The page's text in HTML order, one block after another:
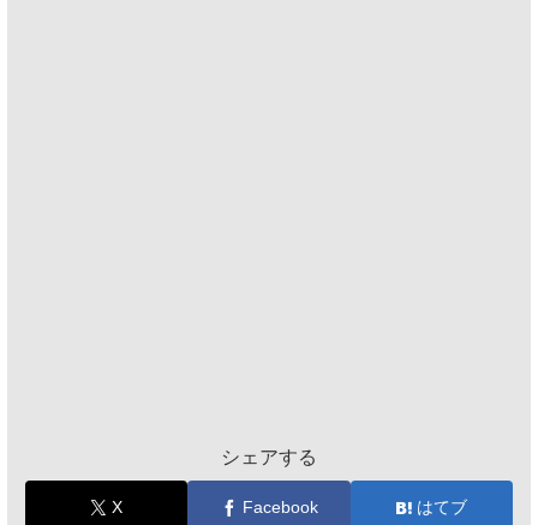
シェアする
X Facebook はてブ